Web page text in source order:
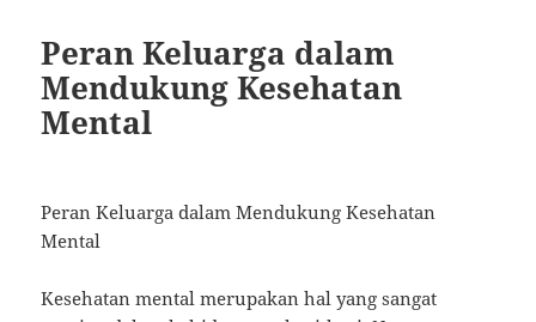
Peran Keluarga dalam
Mendukung Kesehatan
Mental
Peran Keluarga dalam Mendukung Kesehatan
Mental
Kesehatan mental merupakan hal yang sangat